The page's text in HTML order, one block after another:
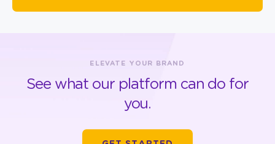
ELEVATE YOUR BRAND
See what our platform can do for
you.